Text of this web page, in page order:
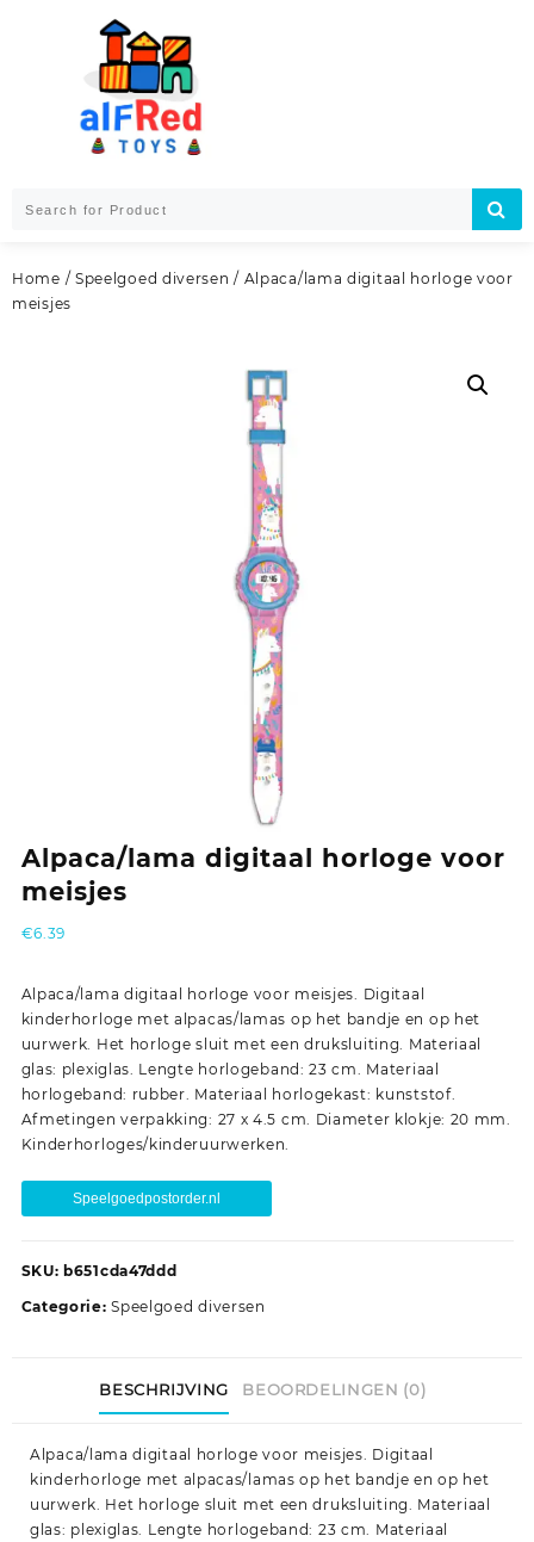
Home / Speelgoed diversen / Alpaca/lama digitaal horloge voor
meisjes
Alpaca/lama digitaal horloge voor
meisjes
€6.39
Alpaca/lama digitaal horloge voor meisjes. Digitaal
kinderhorloge met alpacas/lamas op het bandje en op het
uurwerk. Het horloge sluit met een druksluiting. Materiaal
glas: plexiglas. Lengte horlogeband: 23 cm. Materiaal
horlogeband: rubber. Materiaal horlogekast: kunststof.
Afmetingen verpakking: 27 x 4.5 cm. Diameter klokje: 20 mm.
Kinderhorloges/kinderuurwerken.
Speelgoedpostorder.nl
SKU: b651cda47ddd
Categorie:Speelgoed diversen
BESCHRIJVING BEOORDELINGEN (0)
Alpaca/lama digitaal horloge voor meisjes. Digitaal
kinderhorloge met alpacas/lamas op het bandje en op het
uurwerk. Het horloge sluit met een druksluiting. Materiaal
glas: plexiglas. Lengte horlogeband: 23 cm. Materiaal